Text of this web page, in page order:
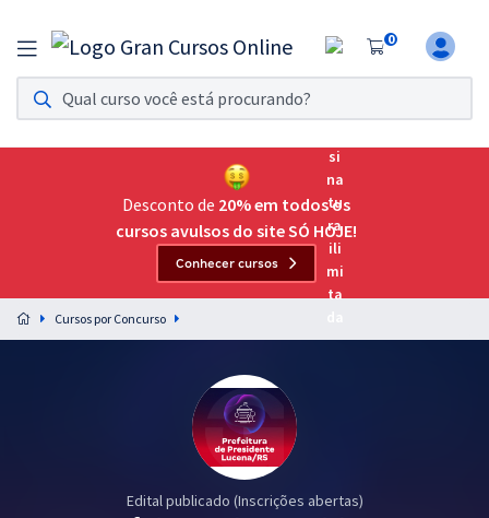
0
Assinatura Ilimitada 11
Acesso a todos os cursos. Teste grátis por 7 dias!
Assinatura OAB Até Passar
Acesso ilimitado a toda preparação para o Exame da
Preparação completa e intensiva para as principais
residências em saúde do Brasil
Desconto de 20% em todos os
cursos avulsos do site SÓ HOJE!
Conhecer cursos
Cursos por Concurso
Edital publicado (Inscrições abertas)